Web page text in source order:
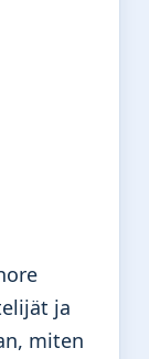
ja
miten